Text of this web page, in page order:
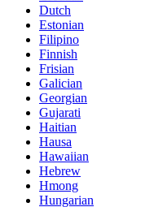
Dutch
Estonian
Filipino
Finnish
Frisian
Galician
Georgian
Gujarati
Haitian
Hausa
Hawaiian
Hebrew
Hmong
Hungarian